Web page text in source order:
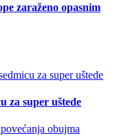
zaraženo opasnim
za super uštede